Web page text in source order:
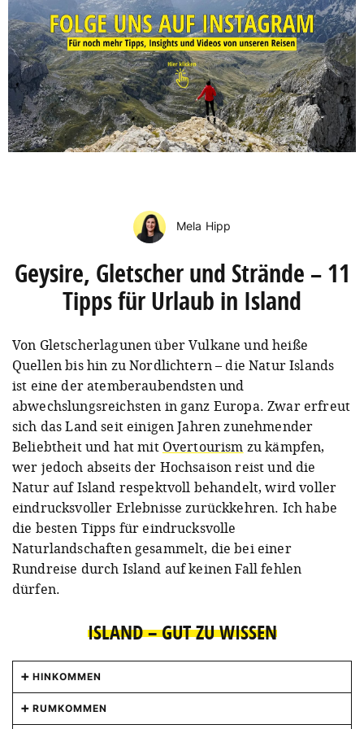
Mela Hipp
Geysire, Gletscher und Strände – 11
Tipps für Urlaub in Island
Von Gletscherlagunen über Vulkane und heiße
Quellen bis hin zu Nordlichtern – die Natur Islands
ist eine der atemberaubendsten und
abwechslungsreichsten in ganz Europa. Zwar erfreut
sich das Land seit einigen Jahren zunehmender
Beliebtheit und hat mit Overtourism zu kämpfen,
wer jedoch abseits der Hochsaison reist und die
Natur auf Island respektvoll behandelt, wird voller
eindrucksvoller Erlebnisse zurückkehren. Ich habe
die besten Tipps für eindrucksvolle
Naturlandschaften gesammelt, die bei einer
Rundreise durch Island auf keinen Fall fehlen
dürfen.
ISLAND – GUT ZU WISSEN
HINKOMMEN
Von Düsseldorf, Hamburg, Berlin, München,
Frankfurt und Wien gibt es regelmäßige
RUMKOMMEN